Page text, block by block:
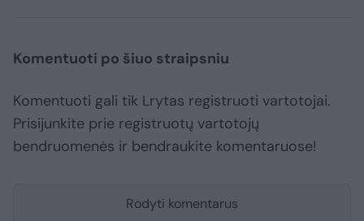
Komentuoti po šiuo straipsniu
Komentuoti gali tik Lrytas registruoti vartotojai.
Prisijunkite prie registruotų vartotojų
bendruomenės ir bendraukite komentaruose!
Rodyti komentarus